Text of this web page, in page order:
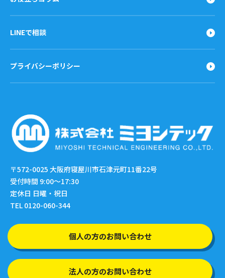
LINEで相談
プライバシーポリシー
〒572-0025 大阪府寝屋川市石津元町11番22号
受付時間 9:00〜17:30
定休日 日曜・祝日
TEL 0120-060-344
個人の方のお問い合わせ
法人の方のお問い合わせ